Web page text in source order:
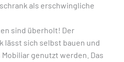
als erschwingliche
sind überholt! Der
lässt sich selbst bauen und
genutzt werden. Das